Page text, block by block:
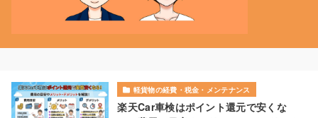
軽貨物の経費・税金・メンテナンス
楽天Car車検はポイント還元で安くな